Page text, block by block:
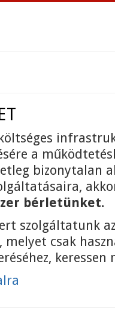
költséges
a
bizonytalan
bérletünket.
szolgáltatunk
melyet csak